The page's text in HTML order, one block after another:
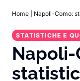
Home Napoli-Como:
STATISTICHE E
Napoli-